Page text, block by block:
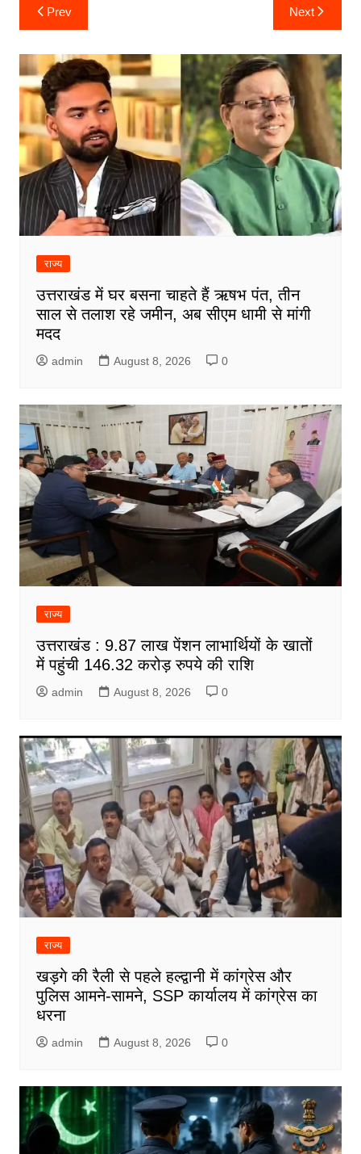
Post
navigation
Prev Next
राज्य
उत्तराखंड में घर बसना चाहते हैं ऋषभ पंत, तीन
साल से तलाश रहे जमीन, अब सीएम धामी से मांगी
मदद
admin August 8, 2026 0
राज्य
उत्तराखंड : 9.87 लाख पेंशन लाभार्थियों के खातों
में पहुंची 146.32 करोड़ रुपये की राशि
admin August 8, 2026 0
राज्य
खड़गे की रैली से पहले हल्द्वानी में कांग्रेस और
पुलिस आमने-सामने, SSP कार्यालय में कांग्रेस का
धरना
admin August 8, 2026 0